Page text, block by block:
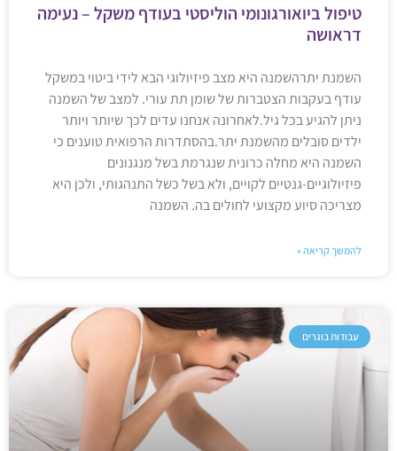
טיפול ביואורגונומי הוליסטי בעודף משקל – נעימה
דראושה
השמנת יתרהשמנה היא מצב פיזיולוגי הבא לידי ביטוי במשקל
עודף בעקבות הצטברות של שומן תת עורי. למצב של השמנה
ניתן להגיע בכל גיל.לאחרונה אנחנו עדים לכך שיותר ויותר
ילדים סובלים מהשמנת יתר.בהסתדרות הרפואית טוענים כי
השמנה היא מחלה כרונית שנגרמת בשל מנגנונים
פיזיולוגיים-גנטיים לקויים, ולא בשל כשל התנהגותי, ולכן היא
מצריכה סיוע מקצועי לחולים בה. השמנה
להמשך קריאה »
עבודות בוגרים